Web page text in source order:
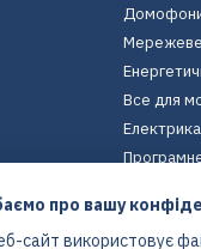
Все для
про вашу
сайт використовує